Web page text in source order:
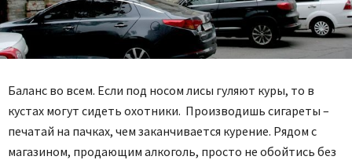
Баланс во всем. Если под носом лисы гуляют куры, то в
кустах могут сидеть охотники. Производишь сигареты –
печатай на пачках, чем заканчивается курение. Рядом с
магазином, продающим алкоголь, просто не обойтись без